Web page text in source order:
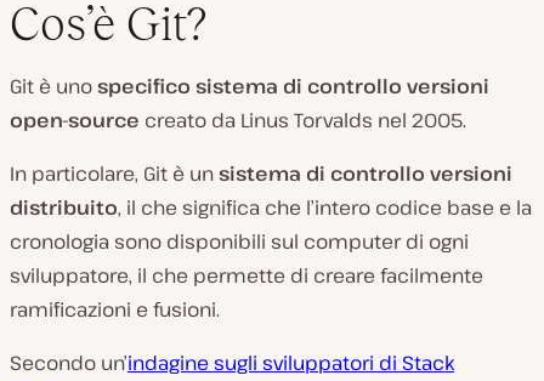
Cos’è Git?
Git è unospecifico sistema di controllo versioni
open-source creato da Linus Torvalds nel 2005.
In particolare, Git è unsistema di controllo versioni
distribuito, il che significa che l’intero codice base e la
cronologia sono disponibili sul computer di ogni
sviluppatore, il che permette di creare facilmente
ramificazioni e fusioni.
Secondo un’indagine sugli sviluppatori di Stack